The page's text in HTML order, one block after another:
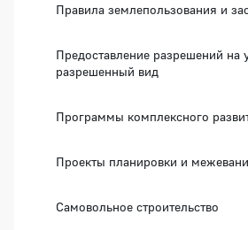
Правила землепользования и
Предоставление разрешений на
разрешенный вид
Программы комплексного
Проекты планировки и
Самовольное строительство